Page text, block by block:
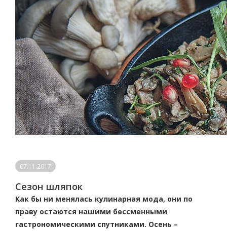
07.11.2017
Сезон шляпок
Как бы ни менялась кулинарная мода, они по
праву остаются нашими бессменными
гастрономическими спутниками. Осень –